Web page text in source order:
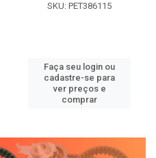
SKU: PET386115
Faça seu login ou
cadastre-se para
ver preços e
comprar